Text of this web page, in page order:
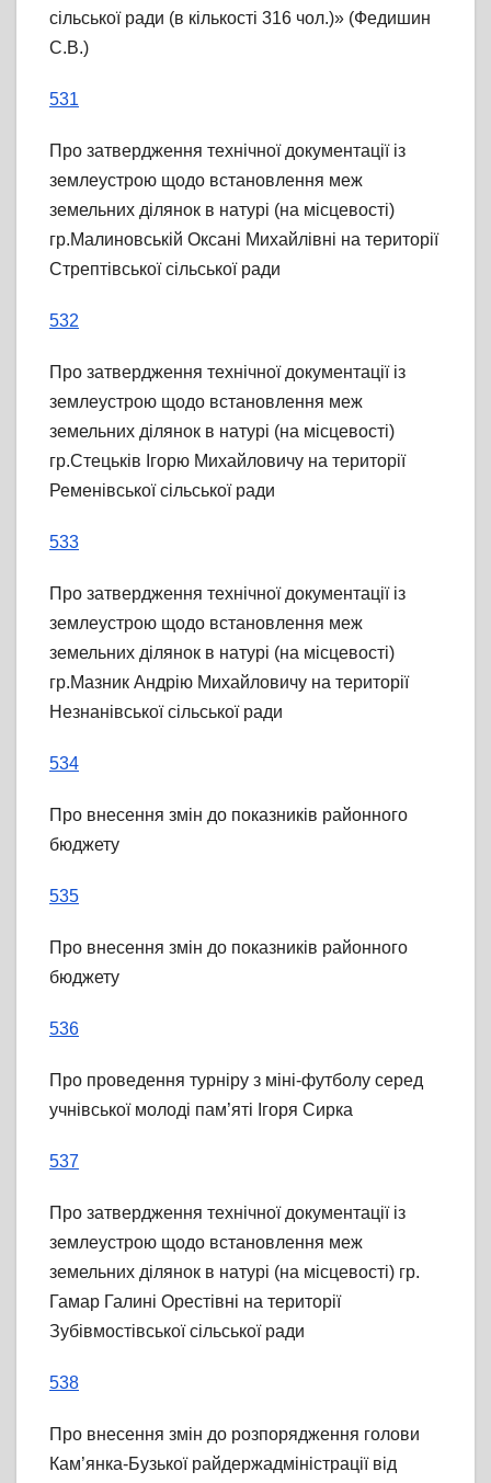
сільської ради (в кількості 316 чол.)» (Федишин
С.В.)
531
Про затвердження технічної документації із
землеустрою щодо встановлення меж
земельних ділянок в натурі (на місцевості)
гр.Малиновській Оксані Михайлівні на території
Стрептівської сільської ради
532
Про затвердження технічної документації із
землеустрою щодо встановлення меж
земельних ділянок в натурі (на місцевості)
гр.Стецьків Ігорю Михайловичу на території
Ременівської сільської ради
533
Про затвердження технічної документації із
землеустрою щодо встановлення меж
земельних ділянок в натурі (на місцевості)
гр.Мазник Андрію Михайловичу на території
Незнанівської сільської ради
534
Про внесення змін до показників районного
бюджету
535
Про внесення змін до показників районного
бюджету
536
Про проведення турніру з міні-футболу серед
учнівської молоді пам’яті Ігоря Сирка
537
Про затвердження технічної документації із
землеустрою щодо встановлення меж
земельних ділянок в натурі (на місцевості) гр.
Гамар Галині Орестівні на території
Зубівмостівської сільської ради
538
Про внесення змін до розпорядження голови
Кам’янка-Бузької райдержадміністрації від